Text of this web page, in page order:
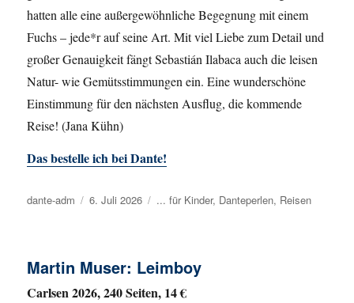
hatten alle eine außergewöhnliche Begegnung mit einem
Fuchs – jede*r auf seine Art. Mit viel Liebe zum Detail und
großer Genauigkeit fängt Sebastián Ilabaca auch die leisen
Natur- wie Gemütsstimmungen ein. Eine wunderschöne
Einstimmung für den nächsten Ausflug, die kommende
Reise! (Jana Kühn)
Das bestelle ich bei Dante!
Autor
dante-adm
Veröffentlicht
6. Juli 2026 Kategorien
... für Kinder, Danteperlen, Reisen
Martin Muser: Leimboy
Carlsen 2026, 240 Seiten, 14 €